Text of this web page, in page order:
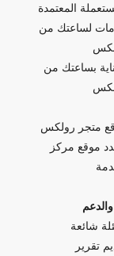
المعتمدة
لساعتك من
بساعتك من
متجر رولكس
موقع مركز
شائعة
تقرير